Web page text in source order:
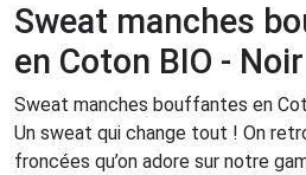
Sweat manches
en Coton BIO -
Sweat manches bouffantes en
Un sweat qui change tout ! On
froncées qu’on adore sur notre